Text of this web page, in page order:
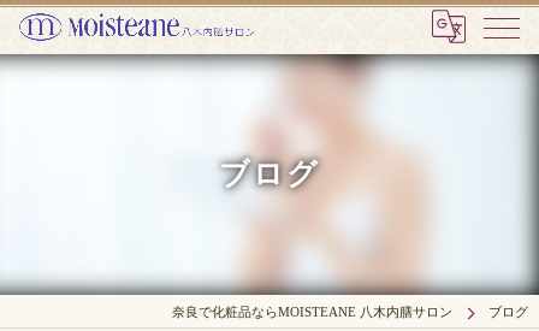
ブログ
奈良で化粧品ならMOISTEANE 八木内膳サロン ブログ